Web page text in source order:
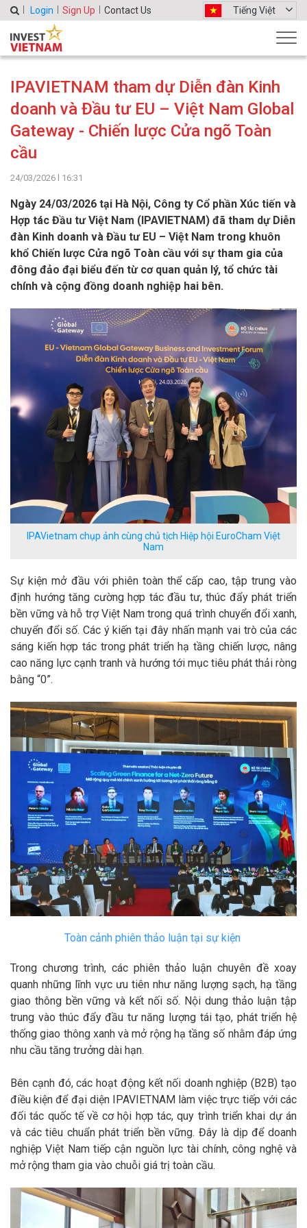
Login Sign Up Contact Us Tiếng Việt
IPAVIETNAM tham dự Diễn đàn Kinh
doanh và Đầu tư EU – Việt Nam Global
Gateway - Chiến lược Cửa ngõ Toàn
cầu
24/03/2026 l 16:31
Ngày 24/03/2026 tại Hà Nội, Công ty Cổ phần Xúc tiến và
Hợp tác Đầu tư Việt Nam (IPAVIETNAM) đã tham dự Diễn
đàn Kinh doanh và Đầu tư EU – Việt Nam trong khuôn
khổ Chiến lược Cửa ngõ Toàn cầu với sự tham gia của
đông đảo đại biểu đến từ cơ quan quản lý, tổ chức tài
chính và cộng đồng doanh nghiệp hai bên.
IPAVietnam chụp ảnh cùng chủ tịch Hiệp hội EuroCham Việt
Nam
Sự kiện mở đầu với phiên toàn thể cấp cao, tập trung vào
định hướng tăng cường hợp tác đầu tư, thúc đẩy phát triển
bền vững và hỗ trợ Việt Nam trong quá trình chuyển đổi xanh,
chuyển đổi số. Các ý kiến tại đây nhấn mạnh vai trò của các
sáng kiến hợp tác trong phát triển hạ tầng chiến lược, nâng
cao năng lực cạnh tranh và hướng tới mục tiêu phát thải ròng
bằng “0”.
Toàn cảnh phiên thảo luận tại sự kiện
Trong chương trình, các phiên thảo luận chuyên đề xoay
quanh những lĩnh vực ưu tiên như năng lượng sạch, hạ tầng
giao thông bền vững và kết nối số. Nội dung thảo luận tập
trung vào thúc đẩy đầu tư năng lượng tái tạo, phát triển hệ
thống giao thông xanh và mở rộng hạ tầng số nhằm đáp ứng
nhu cầu tăng trưởng dài hạn.
Bên cạnh đó, các hoạt động kết nối doanh nghiệp (B2B) tạo
điều kiện để đại diện IPAVIETNAM làm việc trực tiếp với các
đối tác quốc tế về cơ hội hợp tác, quy trình triển khai dự án
và các tiêu chuẩn phát triển bền vững. Đây là dịp để doanh
nghiệp Việt Nam tiếp cận nguồn lực tài chính, công nghệ và
mở rộng tham gia vào chuỗi giá trị toàn cầu.